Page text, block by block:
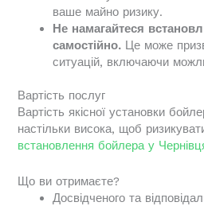
ваше майно ризику.
Не намагайтеся
самостійно. Це може
ситуацій, включаючи
Вартість послуг
Вартість якісної установки
настільки висока, щоб
встановлення бойлера у
Що ви отримаєте?
Досвідченого та